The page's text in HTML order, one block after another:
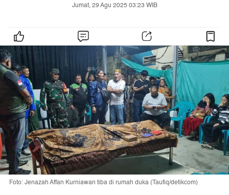
Jumat, 29 Agu 2025 03:23 WIB
Foto: Jenazah Affan Kurniawan tiba di rumah duka (Taufiq/detikcom)